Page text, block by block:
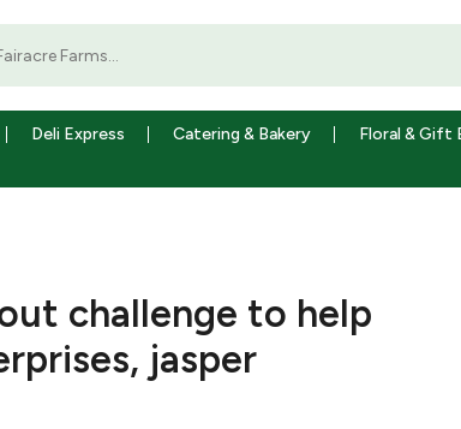
Deli Express Catering & Bakery Floral & Gift
challenge to help
jasper